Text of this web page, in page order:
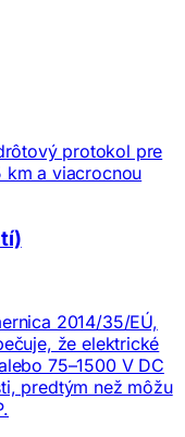
protokol pre
km a viacrocnou
2014/35/EÚ,
že elektrické
75–1500 V DC
predtým než môžu